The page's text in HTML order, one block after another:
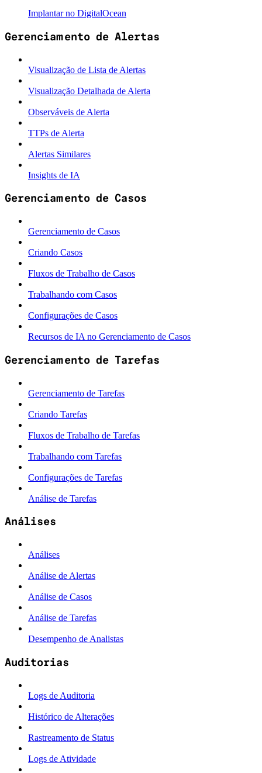
Implantar no DigitalOcean
Gerenciamento de Alertas
Visualização de Lista de Alertas
Visualização Detalhada de Alerta
Observáveis de Alerta
TTPs de Alerta
Alertas Similares
Insights de IA
Gerenciamento de Casos
Gerenciamento de Casos
Criando Casos
Fluxos de Trabalho de Casos
Trabalhando com Casos
Configurações de Casos
Recursos de IA no Gerenciamento de Casos
Gerenciamento de Tarefas
Gerenciamento de Tarefas
Criando Tarefas
Fluxos de Trabalho de Tarefas
Trabalhando com Tarefas
Configurações de Tarefas
Análise de Tarefas
Análises
Análises
Análise de Alertas
Análise de Casos
Análise de Tarefas
Desempenho de Analistas
Auditorias
Logs de Auditoria
Histórico de Alterações
Rastreamento de Status
Logs de Atividade